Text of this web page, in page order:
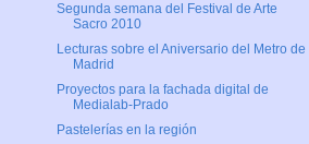
Segunda semana del Festival de Arte
Sacro 2010
Lecturas sobre el Aniversario del Metro de
Madrid
Proyectos para la fachada digital de
Medialab-Prado
Pastelerías en la región